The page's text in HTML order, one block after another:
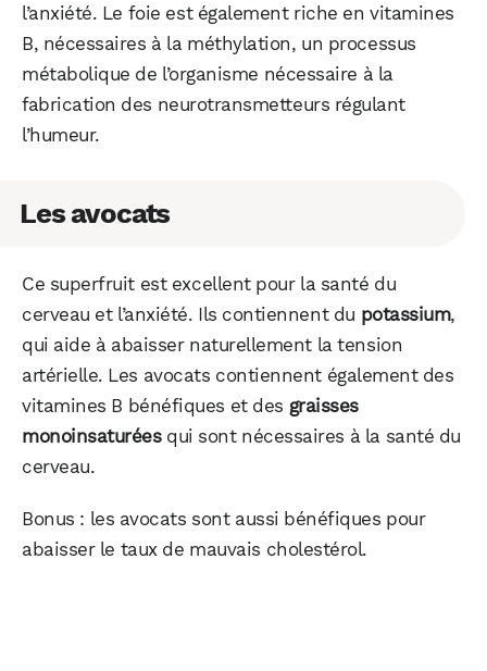
l’anxiété. Le foie est également riche en vitamines
B, nécessaires à la méthylation, un processus
métabolique de l’organisme nécessaire à la
fabrication des neurotransmetteurs régulant
l’humeur.
Les avocats
Ce superfruit est excellent pour la santé du
cerveau et l’anxiété. Ils contiennent du potassium,
qui aide à abaisser naturellement la tension
artérielle. Les avocats contiennent également des
vitamines B bénéfiques et des graisses
monoinsaturéesqui sont nécessaires à la santé du
cerveau.
Bonus : les avocats sont aussi bénéfiques pour
abaisser le taux de mauvais cholestérol.